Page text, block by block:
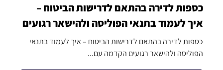
כספות לדירה בהתאם לדרישות הביטוח –
איך לעמוד בתנאי הפוליסה ולהישאר רגועים
כספות לדירה בהתאם לדרישות הביטוח – איך לעמוד בתנאי
הפוליסה ולהישאר רגועים הקדמה עם...